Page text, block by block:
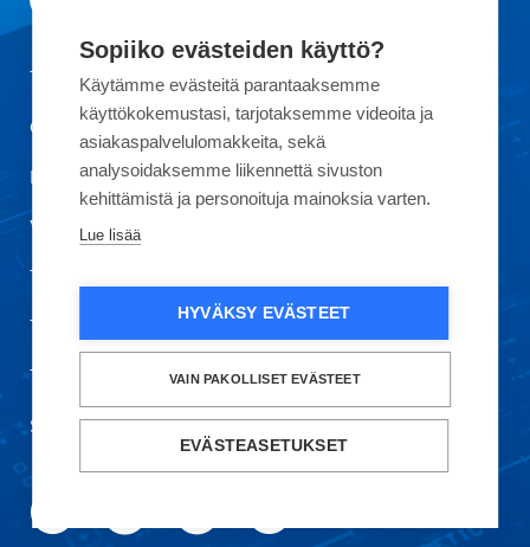
Tietoa Okmeticista
Ota yhteyttä
Vastuullisuus
Turvallisuustiedote
Säkerhetsmeddelande
Sopiiko evästeiden käyttö?
Käytämme evästeitä parantaaksemme
käyttökokemustasi, tarjotaksemme videoita ja
asiakaspalvelulomakkeita, sekä
analysoidaksemme liikennettä sivuston
kehittämistä ja personoituja mainoksia varten.
Lue lisää
HYVÄKSY EVÄSTEET
VAIN PAKOLLISET EVÄSTEET
EVÄSTEASETUKSET